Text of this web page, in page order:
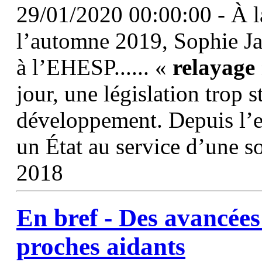
29/01/2020 00:00:00 - À
l’automne 2019, Sophie
à l’EHESP...... « relayage
jour, une législation trop
développement. Depuis
un État au service d’une
2018
En bref - Des
proches aidants